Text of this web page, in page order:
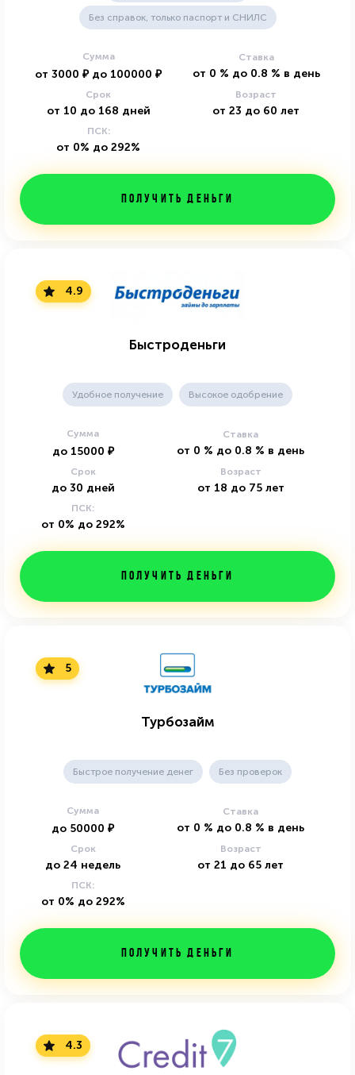
Без справок, только паспорт и СНИЛС
Сумма
от 3000 ₽ до 100000 ₽
Ставка
от 0 % до 0.8 % в день
Срок
от 10 до 168 дней
Возраст
от 23 до 60 лет
ПСК:
от 0% до 292%
Получить деньги
4.9
Быстроденьги
Удобное получение Высокое одобрение
Сумма
до 15000 ₽
Ставка
от 0 % до 0.8 % в день
Срок
до 30 дней
Возраст
от 18 до 75 лет
ПСК:
от 0% до 292%
Получить деньги
5
Турбозайм
Быстрое получение денег Без проверок
Сумма
до 50000 ₽
Ставка
от 0 % до 0.8 % в день
Срок
до 24 недель
Возраст
от 21 до 65 лет
ПСК:
от 0% до 292%
Получить деньги
4.3